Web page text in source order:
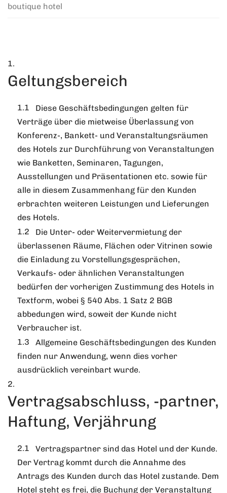
boutique hotel
Geltungsbereich
Diese Geschäftsbedingungen gelten für
Verträge über die mietweise Überlassung von
Konferenz-, Bankett- und Veranstaltungsräumen
des Hotels zur Durchführung von Veranstaltungen
wie Banketten, Seminaren, Tagungen,
Ausstellungen und Präsentationen etc. sowie für
alle in diesem Zusammenhang für den Kunden
erbrachten weiteren Leistungen und Lieferungen
des Hotels.
Die Unter- oder Weitervermietung der
überlassenen Räume, Flächen oder Vitrinen sowie
die Einladung zu Vorstellungsgesprächen,
Verkaufs- oder ähnlichen Veranstaltungen
bedürfen der vorherigen Zustimmung des Hotels in
Textform, wobei § 540 Abs. 1 Satz 2 BGB
abbedungen wird, soweit der Kunde nicht
Verbraucher ist.
Allgemeine Geschäftsbedingungen des Kunden
finden nur Anwendung, wenn dies vorher
ausdrücklich vereinbart wurde.
Vertragsabschluss, -partner,
Haftung, Verjährung
Vertragspartner sind das Hotel und der Kunde.
Der Vertrag kommt durch die Annahme des
Antrags des Kunden durch das Hotel zustande. Dem
Hotel steht es frei, die Buchung der Veranstaltung